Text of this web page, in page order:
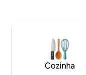
pessoal premium
com itens básicos de
estação ferroviária
balsa) e 3 km da
Cozinha